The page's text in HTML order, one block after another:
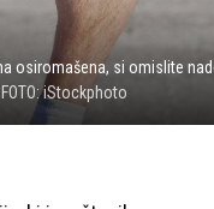
osiromašena, si omislite
FOTO: iStockphoto